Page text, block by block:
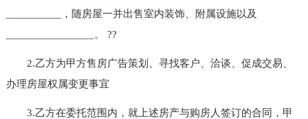
__________，随房屋一并出售室内装饰、附属设施以及
________________。 ??
2.乙方为甲方售房广告策划、寻找客户、洽谈、促成交易、
办理房屋权属变更事宜
3.乙方在委托范围内，就上述房产与购房人签订的合同，甲